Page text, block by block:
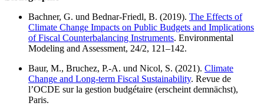
Bachner, G. und Bednar-Friedl, B. (2019). The Effects of
Climate Change Impacts on Public Budgets and Implications
of Fiscal Counterbalancing Instruments. Environmental
Modeling and Assessment, 24/2, 121–142.
Baur, M., Bruchez, P.-A. und Nicol, S. (2021). Climate
Change and Long-term Fiscal Sustainability. Revue de
l’OCDE sur la gestion budgétaire (erscheint demnächst),
Paris.